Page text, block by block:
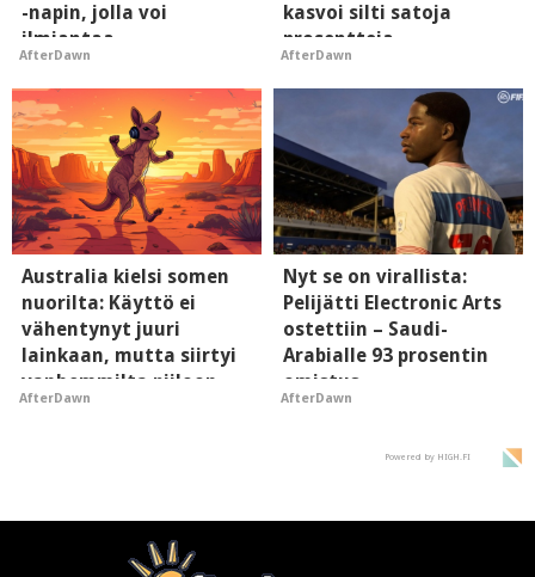
-napin, jolla voi
ilmiantaa
tekoälytauhkan
AfterDawn
kasvoi silti satoja
prosentteja
AfterDawn
Australia kielsi somen
nuorilta: Käyttö ei
vähentynyt juuri
lainkaan, mutta siirtyi
vanhemmilta piiloon
AfterDawn
Nyt se on virallista:
Pelijätti Electronic Arts
ostettiin – Saudi-
Arabialle 93 prosentin
omistus
AfterDawn
Powered by HIGH.FI